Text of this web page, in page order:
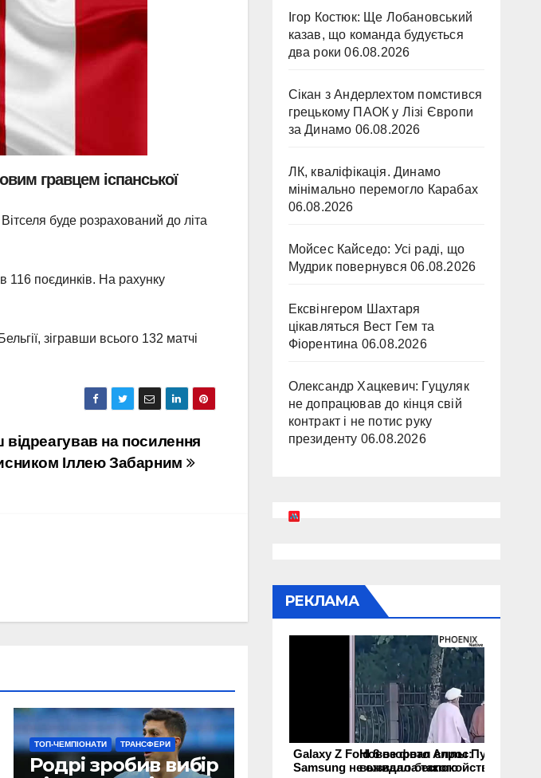
гравцем іспанської
буде розрахований до літа
116 поєдинків. На рахунку
зігравши всього 132 матчі
на посилення
Іллею Забарним
ТОП-ЧЕМПІОНАТИ ТРАНСФЕРИ
Родрі зробив вибір
Ігор Костюк: Ще Лобановський
казав, що команда будується
два роки 06.08.2026
Сікан з Андерлехтом помстився
грецькому ПАОК у Лізі Європи
за Динамо 06.08.2026
ЛК, кваліфікація. Динамо
мінімально перемогло Карабах
06.08.2026
Мойсес Кайседо: Усі раді, що
Мудрик повернувся 06.08.2026
Ексвінгером Шахтаря
цікавляться Вест Гем та
Фіорентина 06.08.2026
Олександр Хацкевич: Гуцуляк
не допрацював до кінця свій
контракт і не потис руку
президенту 06.08.2026
РЕКЛАМА
Galaxy Z Fold 8 взорвал спрос:
Samsung не ожидала такого
Новое фото Аллы Пугачевой
вызвало беспокойство